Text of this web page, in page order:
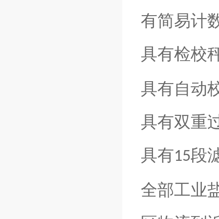
有简易计
具有检校
具有自动
具有双重
具有15段
全部工业